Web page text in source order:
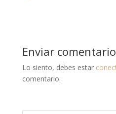
Enviar comentario
Lo siento, debes estar
comentario.